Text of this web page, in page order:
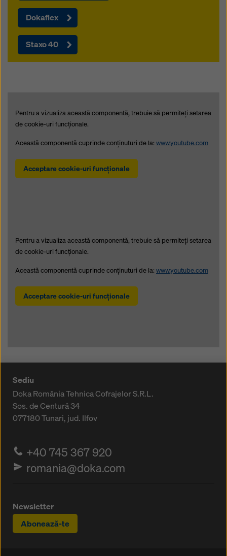
Dokaflex
Staxo 40
Pentru a vizualiza această componentă, trebuie să permiteţi setarea
de cookie-uri funcţionale.
Această componentă cuprinde conţinuturi de la: www.youtube.com
Acceptare cookie-uri funcţionale
Pentru a vizualiza această componentă, trebuie să permiteţi setarea
de cookie-uri funcţionale.
Această componentă cuprinde conţinuturi de la: www.youtube.com
Acceptare cookie-uri funcţionale
Sediu
Doka România Tehnica Cofrajelor S.R.L.
Sos. de Centură 34
077180Tunari, jud. Ilfov
+40 745 367 920
romania@doka.com
Newsletter
Abonează-te